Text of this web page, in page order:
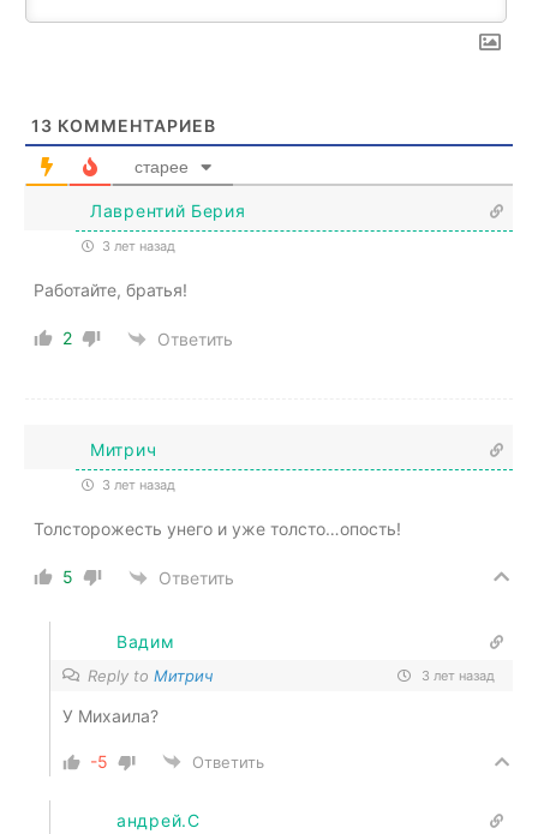
13 КОММЕНТАРИЕВ
старее
Лаврентий Берия
3 лет назад
Работайте, братья!
2 Ответить
Митрич
3 лет назад
Толсторожесть унего и уже толсто…опость!
5 Ответить
Вадим
Reply to Митрич 3 лет назад
У Михаила?
-5 Ответить
андрей.С